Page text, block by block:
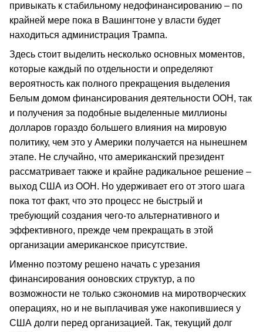
привыкать к стабильному недофинансированию – по
крайней мере пока в Вашингтоне у власти будет
находиться администрация Трампа.
Здесь стоит выделить несколько основных моментов,
которые каждый по отдельности и определяют
вероятность как полного прекращения выделения
Белым домом финансирования деятельности ООН, так
и получения за подобные выделенные миллионы
долларов гораздо большего влияния на мировую
политику, чем это у Америки получается на нынешнем
этапе. Не случайно, что американский президент
рассматривает также и крайне радикальное решение –
выход США из ООН. Но удерживает его от этого шага
пока тот факт, что это процесс не быстрый и
требующий создания чего-то альтернативного и
эффективного, прежде чем прекращать в этой
организации американское присутствие.
Именно поэтому решено начать с урезания
финансирования ооновских структур, а по
возможности не только сэкономив на миротворческих
операциях, но и не выплачивая уже накопившиеся у
США долги перед организацией. Так, текущий долг